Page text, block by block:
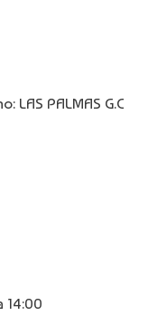
LAS PALMAS G.C
14:00